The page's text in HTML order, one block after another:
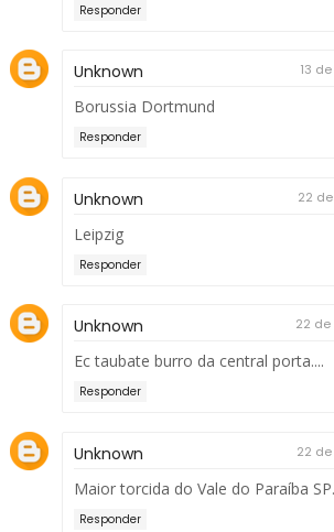
Responder
Unknown 13
Borussia Dortmund
Responder
Unknown 22
Leipzig
Responder
Unknown 22 de
Ec taubate burro da central porta....
Responder
Unknown 22
Maior torcida do Vale do Paraíba SP.
Responder